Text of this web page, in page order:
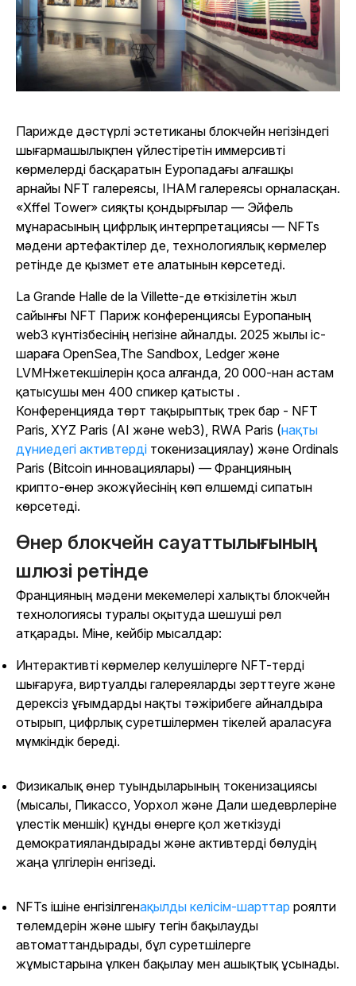
Парижде дәстүрлі эстетиканы блокчейн негізіндегі
шығармашылықпен үйлестіретін иммерсивті
көрмелерді басқаратын Еуропадағы алғашқы
арнайы NFT галереясы, IHAM галереясы орналасқан.
«Xffel Tower» сияқты қондырғылар — Эйфель
мұнарасының цифрлық интерпретациясы — NFTs
мәдени артефактілер де, технологиялық көрмелер
ретінде де қызмет ете алатынын көрсетеді.
La Grande Halle de la Villette-де өткізілетін жыл
сайынғы NFT Париж конференциясы Еуропаның
web3 күнтізбесінің негізіне айналды. 2025 жылы іс-
шараға OpenSea, The Sandbox , Ledger және
LVMHжетекшілерін қоса алғанда, 20 000-нан астам
қатысушы мен 400 спикер қатысты .
Конференцияда төрт тақырыптық трек бар - NFT
Paris, XYZ Paris (AI және web3), RWA Paris (нақты
дүниедегі активтерді токенизациялау) және Ordinals
Paris (Bitcoin инновациялары) — Францияның
крипто-өнер экожүйесінің көп өлшемді сипатын
көрсетеді.
Өнер блокчейн сауаттылығының
шлюзі ретінде
Францияның мәдени мекемелері халықты блокчейн
технологиясы туралы оқытуда шешуші рөл
атқарады. Міне, кейбір мысалдар:
Интерактивті көрмелер келушілерге NFT-терді
шығаруға, виртуалды галереяларды зерттеуге және
дерексіз ұғымдарды нақты тәжірибеге айналдыра
отырып, цифрлық суретшілермен тікелей араласуға
мүмкіндік береді.
Физикалық өнер туындыларының токенизациясы
(мысалы, Пикассо, Уорхол және Дали шедеврлеріне
үлестік меншік) құнды өнерге қол жеткізуді
демократияландырады және активтерді бөлудің
жаңа үлгілерін енгізеді.
NFTs ішіне енгізілгенақылды келісім-шарттар роялти
төлемдерін және шығу тегін бақылауды
автоматтандырады, бұл суретшілерге
жұмыстарына үлкен бақылау мен ашықтық ұсынады.